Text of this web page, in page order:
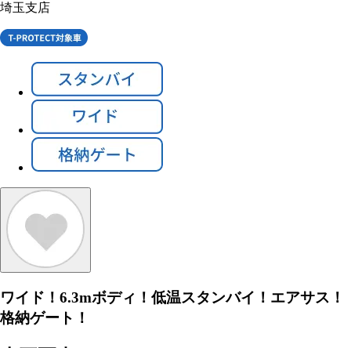
埼玉支店
ワイド！6.3mボディ！低温スタンバイ！エアサス！
格納ゲート！